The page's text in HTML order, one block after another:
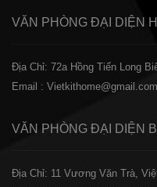
VĂN PHÒNG ĐẠI DIỆN
Địa Chỉ: 72a Hồng Tiến Long
Email : Vietkithome@gmail.com
VĂN PHÒNG ĐẠI DIỆN
Địa Chỉ: 11 Vương Văn Trà,